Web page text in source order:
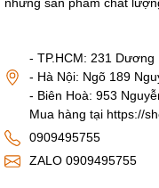
- TP.HCM: 231 Dương
- Hà Nội: Ngõ 189
- Biên Hoà: 953
Mua hàng tại https://
0909495755
ZALO 0909495755